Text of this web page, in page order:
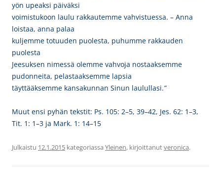
yön upeaksi päiväksi
voimistukoon laulu rakkautemme vahvistuessa. – Anna
loistaa, anna palaa
kuljemme totuuden puolesta, puhumme rakkauden
puolesta
Jeesuksen nimessä olemme vahvoja nostaaksemme
pudonneita, pelastaaksemme lapsia
täyttääksemme kansakunnan Sinun laulullasi.”
Muut ensi pyhän tekstit: Ps. 105: 2–5, 39–42, Jes. 62: 1–3,
Tit. 1: 1–3 ja Mark. 1: 14–15
Julkaistu 12.1.2015 kategoriassa Yleinen, kirjoittanutveronica.